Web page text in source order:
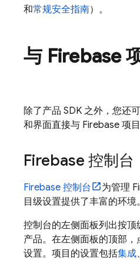
和常规安全指南）。
与 Firebase
除了产品 SDK 之外，您还
和界面直接与 Firebase 项目
Firebase 控制台
Firebase 控制台
为管理
目级设置提供了丰富的环境。
控制台的左侧面板列出按
产品。在左侧面板的顶部，
设置。项目的设置包括集成、